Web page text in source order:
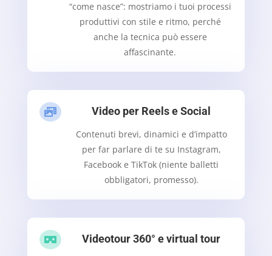
“come nasce”: mostriamo i tuoi processi
produttivi con stile e ritmo, perché
anche la tecnica può essere
affascinante.
 Video per Reels e Social
Contenuti brevi, dinamici e d’impatto
per far parlare di te su Instagram,
Facebook e TikTok (niente balletti
obbligatori, promesso).
 Videotour 360° e virtual tour